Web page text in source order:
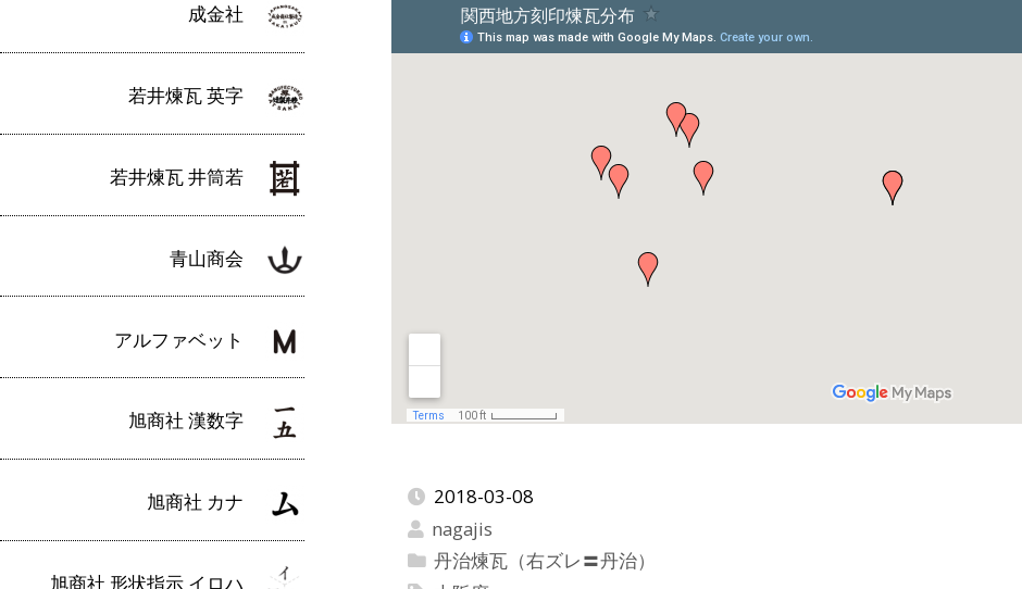
成金社
若井煉瓦 英字
若井煉瓦 井筒若
青山商会
アルファベット
旭商社 漢数字
旭商社 カナ
旭商社 形状指示 イロハ
2018-03-08
nagajis
丹治煉瓦（右ズレ〓丹治）